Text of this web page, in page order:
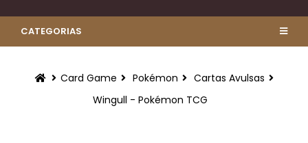
CATEGORIAS
Card Game Pokémon
Cartas Avulsas
Wingull - Pokémon TCG